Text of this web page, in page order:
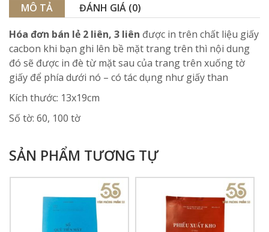
MÔ TẢ
ĐÁNH GIÁ (0)
Hóa đơn bán lẻ 2 liên, 3 liên được in trên chất liệu giấy
cacbon khi bạn ghi lên bề mặt trang trên thì nội dung
đó sẽ được in đè từ mặt sau của trang trên xuống tờ
giấy để phía dưới nó – có tác dụng như giấy than
Kích thước: 13x19cm
Số tờ: 60, 100 tờ
SẢN PHẨM TƯƠNG TỰ